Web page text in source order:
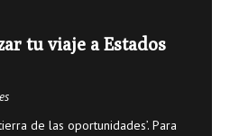
tu viaje a Estados
de las oportunidades’. Para